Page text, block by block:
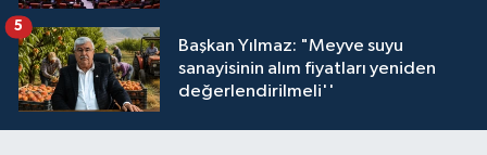
Başkan Yılmaz: "Meyve suyu
sanayisinin alım fiyatları yeniden
değerlendirilmeli''
5